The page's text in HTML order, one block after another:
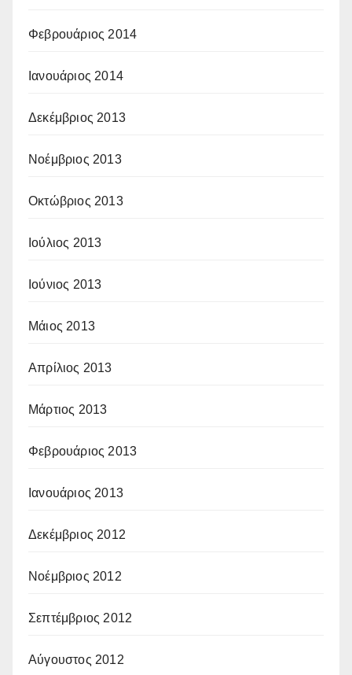
Φεβρουάριος 2014
Ιανουάριος 2014
Δεκέμβριος 2013
Νοέμβριος 2013
Οκτώβριος 2013
Ιούλιος 2013
Ιούνιος 2013
Μάιος 2013
Απρίλιος 2013
Μάρτιος 2013
Φεβρουάριος 2013
Ιανουάριος 2013
Δεκέμβριος 2012
Νοέμβριος 2012
Σεπτέμβριος 2012
Αύγουστος 2012